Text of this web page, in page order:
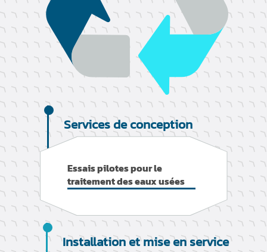
Services de conception
Essais pilotes pour le
traitement des eaux usées
Installation et mise en service